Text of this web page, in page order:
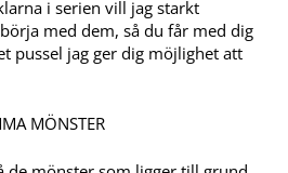
i serien vill jag starkt
med dem, så du får med dig
pussel jag ger dig möjlighet att
MÖNSTER